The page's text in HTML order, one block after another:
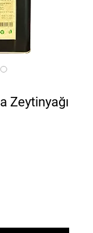
Zeytinyağı